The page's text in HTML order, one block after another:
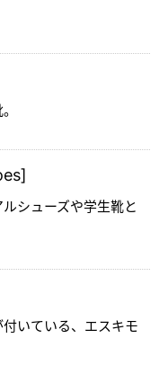
シューズや学生靴と
いている、エスキモ